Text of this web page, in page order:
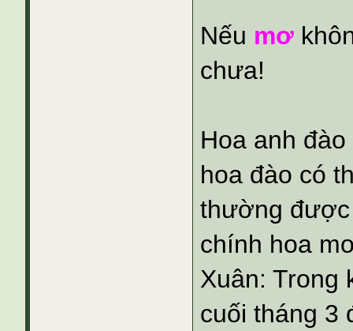
Nếu mơ
chưa!
Hoa anh
hoa đào có
thường
chính hoa
Xuân: Trong
cuối tháng 3